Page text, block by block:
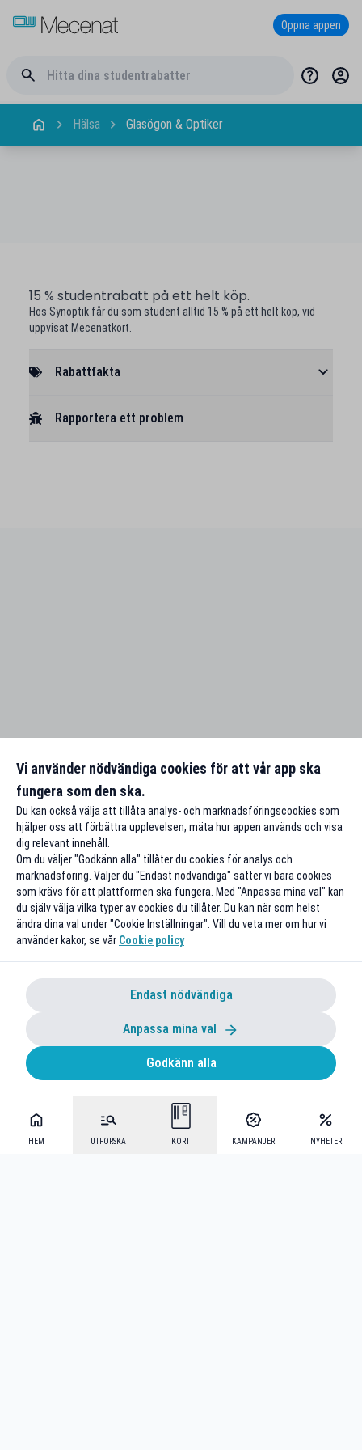
HEM UTFORSKA KORT KAMPANJER NYHETER
Öppna appen
Hälsa Glasögon & Optiker
15 % studentrabatt på ett helt köp.
Hos Synoptik får du som student alltid 15 % på ett helt köp, vid
uppvisat Mecenatkort.
Rabattfakta
Rapportera ett problem
Vi använder nödvändiga cookies för att vår app ska
fungera som den ska.
Du kan också välja att tillåta analys- och marknadsföringscookies som
hjälper oss att förbättra upplevelsen, mäta hur appen används och visa
dig relevant innehåll.
Om du väljer "Godkänn alla" tillåter du cookies för analys och
marknadsföring. Väljer du "Endast nödvändiga" sätter vi bara cookies
som krävs för att plattformen ska fungera. Med "Anpassa mina val" kan
du själv välja vilka typer av cookies du tillåter. Du kan när som helst
ändra dina val under "Cookie Inställningar". Vill du veta mer om hur vi
använder kakor, se vår Cookie policy
Endast nödvändiga
Anpassa mina val
Godkänn alla